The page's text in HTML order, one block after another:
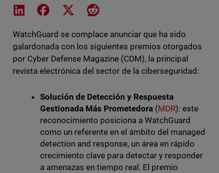
Share on LinkedIn
Share on Facebook
Share on XShare on Reddit
WatchGuard se complace anunciar que ha sido
galardonada con los siguientes premios otorgados
por Cyber Defense Magazine (CDM), la principal
revista electrónica del sector de la ciberseguridad:
Solución de Detección y Respuesta
Gestionada Más Prometedora (MDR): este
reconocimiento posiciona a WatchGuard
como un referente en el ámbito del managed
detection and response, un área en rápido
crecimiento clave para detectar y responder
a amenazas en tiempo real. El premio